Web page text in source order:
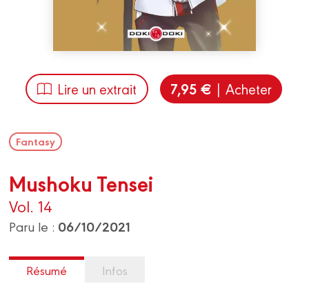
Lire un extrait 7,95 € | Acheter
Fantasy
Mushoku Tensei
Vol. 14
Paru le : 06/10/2021
Résumé Infos